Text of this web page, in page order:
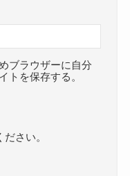
ブラウザーに自分
トを保存する。
さい。